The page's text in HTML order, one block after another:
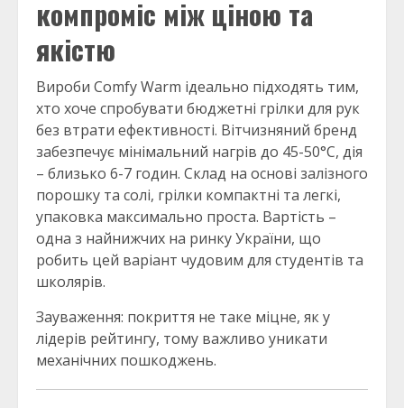
компроміс між ціною та
якістю
Вироби Comfy Warm ідеально підходять тим,
хто хоче спробувати бюджетні грілки для рук
без втрати ефективності. Вітчизняний бренд
забезпечує мінімальний нагрів до 45-50°C, дія
– близько 6-7 годин. Склад на основі залізного
порошку та солі, грілки компактні та легкі,
упаковка максимально проста. Вартість –
одна з найнижчих на ринку України, що
робить цей варіант чудовим для студентів та
школярів.
Зауваження: покриття не таке міцне, як у
лідерів рейтингу, тому важливо уникати
механічних пошкоджень.